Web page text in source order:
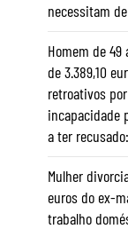
necessitam
Homem de 49
de 3.389,10
retroativos
incapacidade
a ter
Mulher
euros do ex-
trabalho